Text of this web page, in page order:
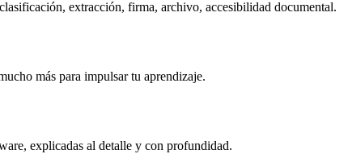
extracción, firma, archivo, accesibilidad documental.
más para impulsar tu aprendizaje.
explicadas al detalle y con profundidad.